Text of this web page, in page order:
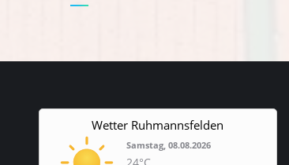
Wetter Ruhmannsfelden
Samstag, 08.08.2026